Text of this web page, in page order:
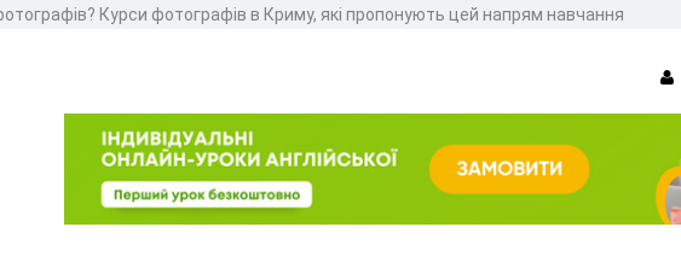
Курси фотографів в Криму, які пропонують цей напрям навчання